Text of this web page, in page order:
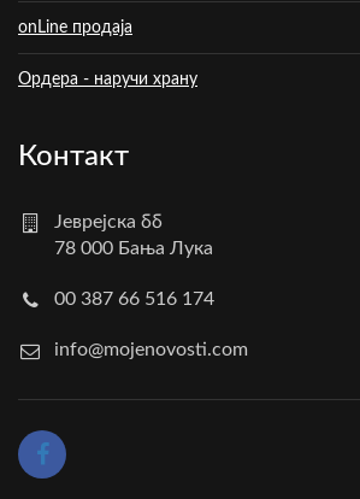
onLine продаја
Ордера - наручи храну
Контакт
Јеврејска бб
78 000 Бања Лука
00 387 66 516 174
info@mojenovosti.com